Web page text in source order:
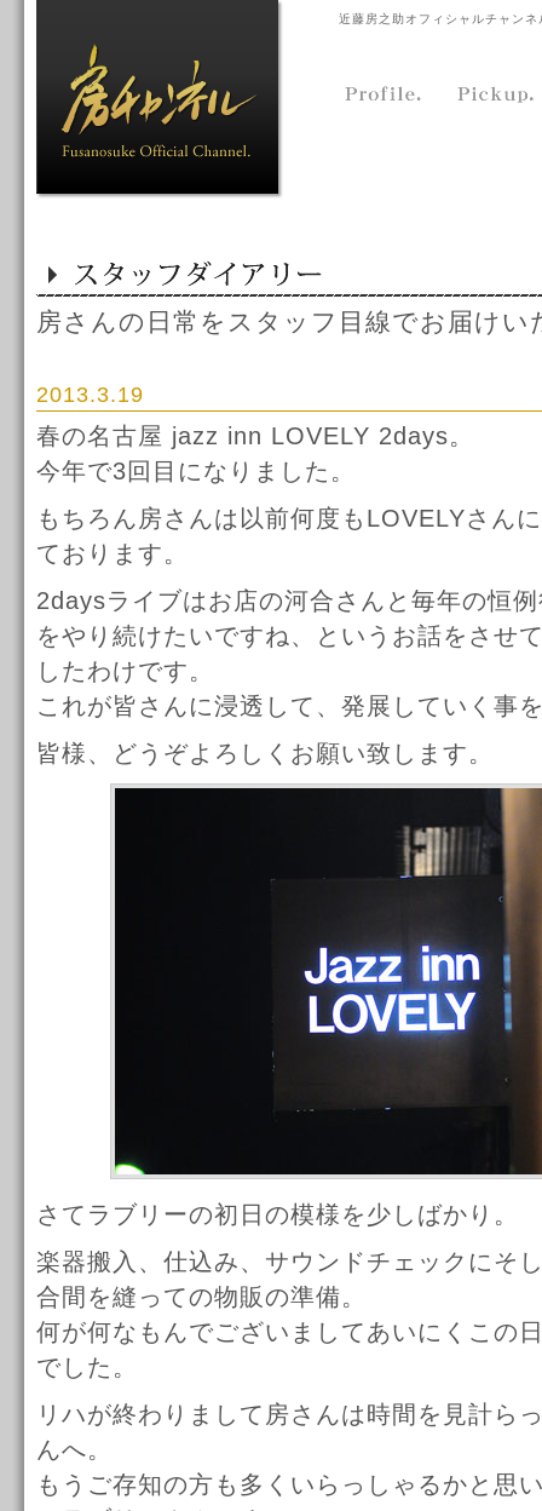
近藤房之助オフィシャルチャン
房さんの日常をスタッフ目線でお届けい
2013.3.19
春の名古屋 jazz inn LOVELY 2days。
今年で3回目になりました。
もちろん房さんは以前何度もLOVELYさん
ております。
2daysライブはお店の河合さんと毎年の恒
をやり続けたいですね、というお話をさせ
したわけです。
これが皆さんに浸透して、発展していく事
皆様、どうぞよろしくお願い致します。
さてラブリーの初日の模様を少しばかり。
楽器搬入、仕込み、サウンドチェックにそ
合間を縫っての物販の準備。
何が何なもんでございましてあいにくこの
でした。
リハが終わりまして房さんは時間を見計ら
んへ。
もうご存知の方も多くいらっしゃるかと思